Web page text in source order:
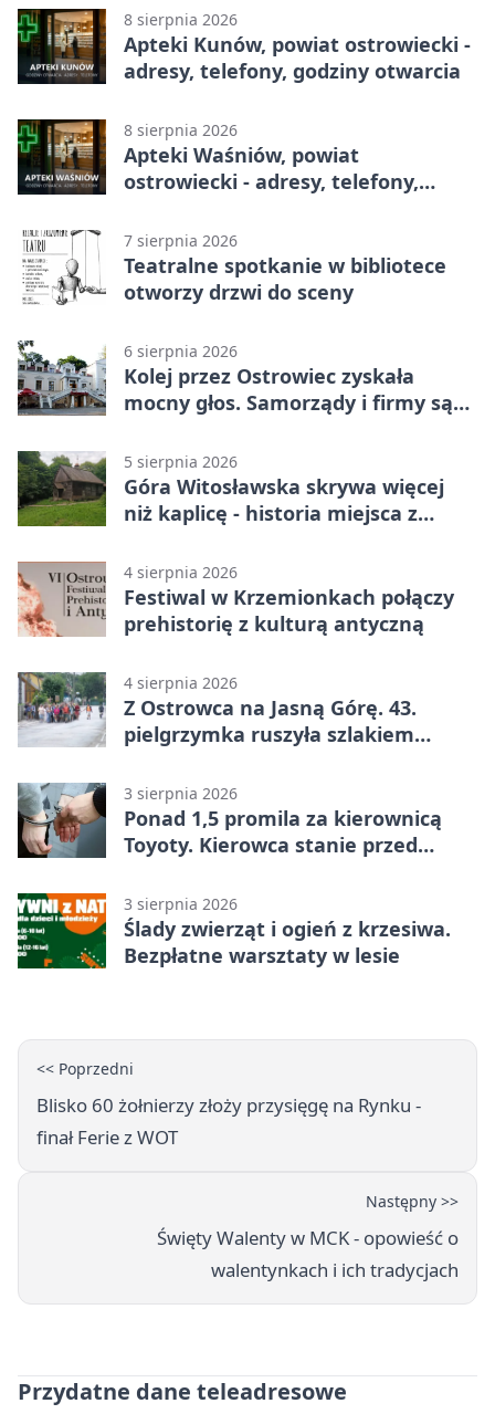
8 sierpnia 2026
Apteki Kunów, powiat ostrowiecki -
adresy, telefony, godziny otwarcia
8 sierpnia 2026
Apteki Waśniów, powiat
ostrowiecki - adresy, telefony,
7 sierpnia 2026
Teatralne spotkanie w bibliotece
otworzy drzwi do sceny
6 sierpnia 2026
Kolej przez Ostrowiec zyskała
mocny głos. Samorządy i firmy są
5 sierpnia 2026
Góra Witosławska skrywa więcej
niż kaplicę - historia miejsca z
4 sierpnia 2026
Festiwal w Krzemionkach połączy
prehistorię z kulturą antyczną
4 sierpnia 2026
Z Ostrowca na Jasną Górę. 43.
pielgrzymka ruszyła szlakiem
3 sierpnia 2026
Ponad 1,5 promila za kierownicą
Toyoty. Kierowca stanie przed
3 sierpnia 2026
Ślady zwierząt i ogień z krzesiwa.
Bezpłatne warsztaty w lesie
<< Poprzedni
Blisko 60 żołnierzy złoży przysięgę na Rynku -
finał Ferie z WOT
Następny >>
Święty Walenty w MCK - opowieść o
walentynkach i ich tradycjach
Przydatne dane teleadresowe